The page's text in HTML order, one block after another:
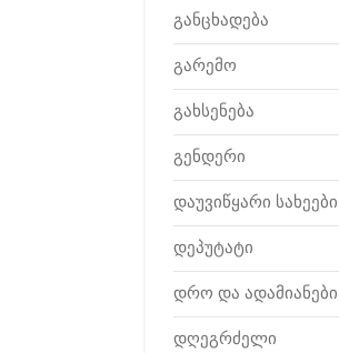
განცხადება
გარემო
გახსენება
გენდერი
დაუვიწყარი სახეები
დეპუტატი
დრო და ადამიანები
დღეგრძელი